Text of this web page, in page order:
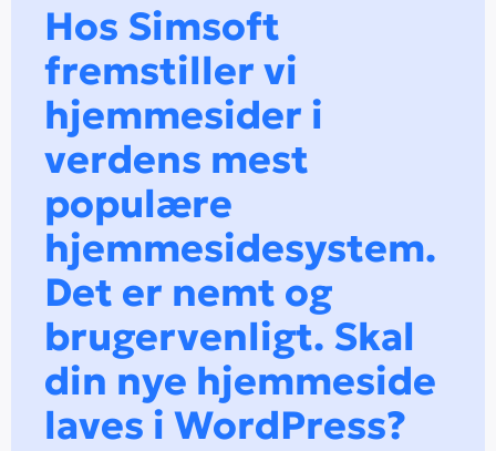
Hos Simsoft
fremstiller vi
hjemmesider i
verdens mest
populære
hjemmesidesystem.
Det er nemt og
brugervenligt. Skal
din nye hjemmeside
laves i WordPress?